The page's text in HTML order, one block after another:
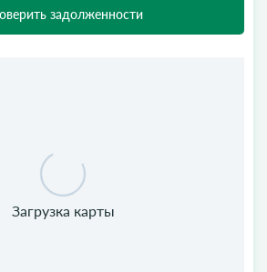
задолженности